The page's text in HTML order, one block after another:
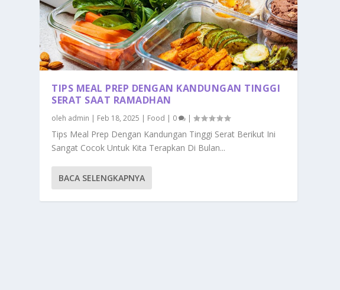
TIPS MEAL PREP DENGAN KANDUNGAN TINGGI
SERAT SAAT RAMADHAN
oleh admin | Feb 18, 2025 | Food | 0 |
Tips Meal Prep Dengan Kandungan Tinggi Serat Berikut Ini
Sangat Cocok Untuk Kita Terapkan Di Bulan...
BACA SELENGKAPNYA